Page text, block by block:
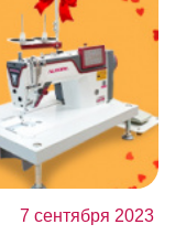
7 сентября 2023